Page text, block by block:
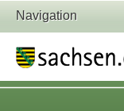
Navigation